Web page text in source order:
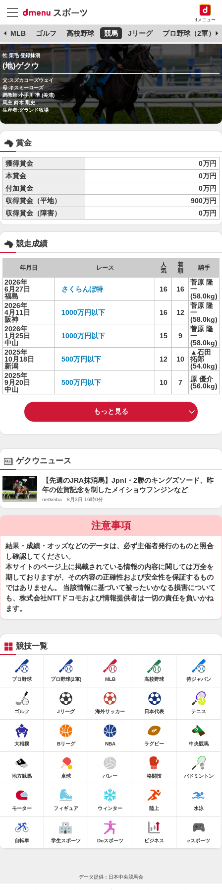
dメニュー
MLB ゴルフ 高校野球 競馬 Jリーグ プロ野球（2軍）
牡 栗毛 登録抹消
(地)ゲクウ
父:スズカコーズウェイ
母:キスミーローズ
調教師:小手川 準 (美浦)
馬主:鈴木 剛史
生産者:グランド牧場
賞金
獲得賞金
0万円
本賞金
0万円
付加賞金
0万円
収得賞金（平地）
900万円
収得賞金（障害）
0万円
競走成績
年月日 レース
人
気
着
順
騎手
2026年
6月27日
福島
さくらんぼ特 16 16
菅原 隆
一
(58.0kg)
2026年
4月11日
阪神
1000万円以下 16 12
菅原 隆
一
(58.0kg)
2026年
1月25日
中山
1000万円以下 15 9
菅原 隆
一
(58.0kg)
2025年
10月18日
新潟
500万円以下 12 10
▲石田
拓郎
(54.0kg)
2025年
9月20日
中山
500万円以下 10 7
原 優介
(56.0kg)
もっと見る
ゲクウニュース
【先週のJRA抹消馬】JpnI・2勝のキングズソード、昨
年の佐賀記念を制したメイショウフンジンなど
netkeiba 8月3日 16時0分
注意事項
結果・成績・オッズなどのデータは、必ず主催者発行のものと照合
し確認してください。
本サイトのページ上に掲載されている情報の内容に関しては万全を
期しておりますが、その内容の正確性および安全性を保証するもの
ではありません。 当該情報に基づいて被ったいかなる損害について
も、株式会社NTTドコモおよび情報提供者は一切の責任を負いかね
ます。
競技一覧
プロ野球 プロ野球(2軍) MLB 高校野球 侍ジャパン
ゴルフ Jリーグ 海外サッカー 日本代表 テニス
大相撲 Bリーグ NBA ラグビー 中央競馬
地方競馬 卓球 バレー 格闘技 バドミントン
モーター フィギュア ウィンター 陸上 水泳
自転車 学生スポーツ Doスポーツ ビジネス eスポーツ
データ提供：日本中央競馬会